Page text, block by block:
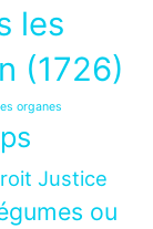
les
(1726)
organes
Justice
ou